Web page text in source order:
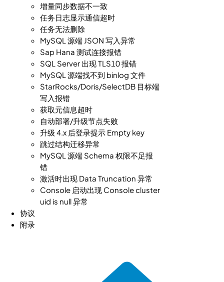
增量同步数据不一致
任务日志显示通信超时
任务无法删除
MySQL 源端 JSON 写入异常
Sap Hana 测试连接报错
SQL Server 出现 TLS10 报错
MySQL 源端找不到 binlog 文件
StarRocks/Doris/SelectDB 目标端
写入报错
获取元信息超时
自动部署/升级节点失败
升级 4.x 后登录提示 Empty key
跳过结构迁移异常
MySQL 源端 Schema 权限不足报
错
激活时出现 Data Truncation 异常
Console 启动出现 Console cluster
uid is null 异常
协议
附录